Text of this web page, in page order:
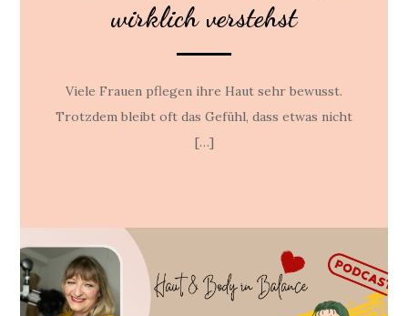
wirklich verstehst
Viele Frauen pflegen ihre Haut sehr bewusst.
Trotzdem bleibt oft das Gefühl, dass etwas nicht
[…]